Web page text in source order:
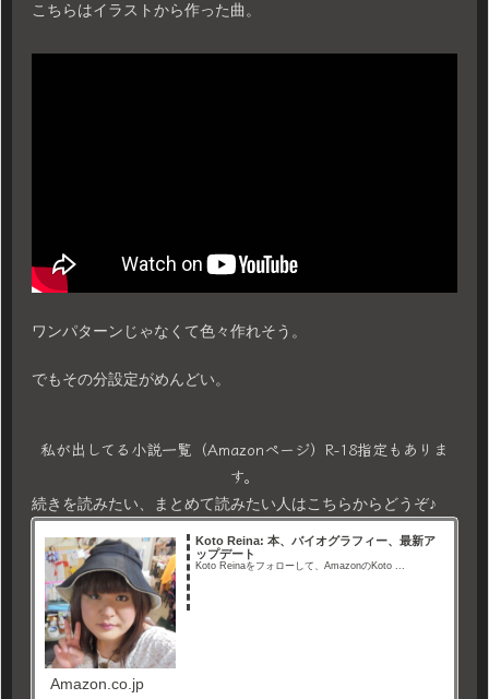
こちらはイラストから作った曲。
ワンパターンじゃなくて色々作れそう。
でもその分設定がめんどい。
私が出してる小説一覧（Amazonページ）R-18指定もありま
す。
続きを読みたい、まとめて読みたい人はこちらからどうぞ♪
Koto Reina: 本、バイオグラフィー、最新ア
ップデート
Koto Reinaをフォローして、AmazonのKoto ...
Amazon.co.jp